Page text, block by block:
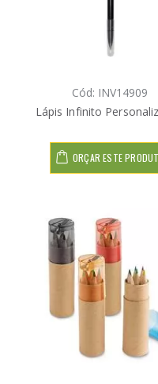
Cód: INV14909
Lápis Infinito
ORÇAR ESTE